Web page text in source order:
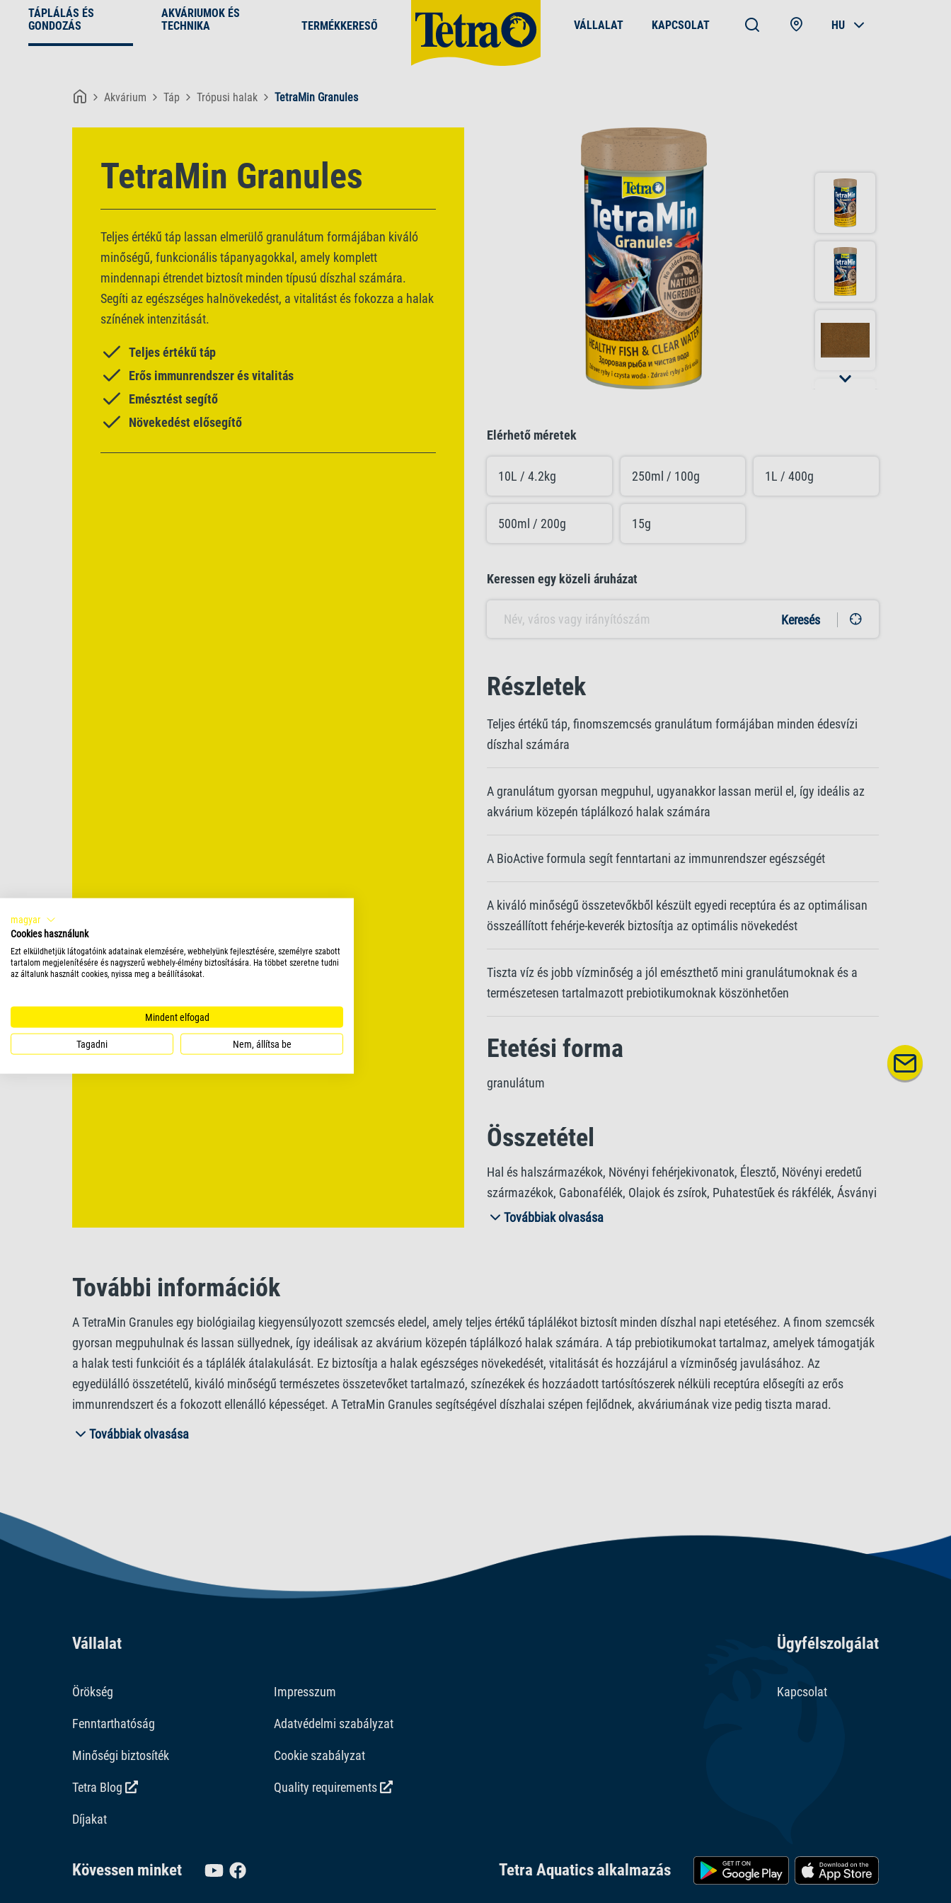
TÁPLÁLÁS ÉS
GONDOZÁS
AKVÁRIUMOK ÉS
TECHNIKA
TERMÉKKERESŐ VÁLLALAT KAPCSOLAT HU
Akvárium Táp Trópusi halak TetraMin Granules
TetraMin Granules
Teljes értékű táp lassan elmerülő granulátum formájában kiváló
minőségű, funkcionális tápanyagokkal, amely komplett
mindennapi étrendet biztosít minden típusú díszhal számára.
Segíti az egészséges halnövekedést, a vitalitást és fokozza a halak
színének intenzitását.
Teljes értékű táp
Erős immunrendszer és vitalitás
Emésztést segítő
Növekedést elősegítő
Elérhető méretek
10L / 4.2kg 250ml / 100g 1L / 400g
500ml / 200g 15g
Keressen egy közeli áruházat
Keresés
Részletek
Teljes értékű táp, finomszemcsés granulátum formájában minden édesvízi
díszhal számára
A granulátum gyorsan megpuhul, ugyanakkor lassan merül el, így ideális az
akvárium közepén táplálkozó halak számára
A BioActive formula segít fenntartani az immunrendszer egészségét
A kiváló minőségű összetevőkből készült egyedi receptúra és az optimálisan
összeállított fehérje-keverék biztosítja az optimális növekedést
Tiszta víz és jobb vízminőség a jól emészthető mini granulátumoknak és a
természetesen tartalmazott prebiotikumoknak köszönhetően
Etetési forma
granulátum
Összetétel
Hal és halszármazékok, Növényi fehérjekivonatok, Élesztő, Növényi eredetű
származékok, Gabonafélék, Olajok és zsírok, Puhatestűek és rákfélék, Ásványi
anyagok, Algák.
Adalékanyago
Vitaminok: D3 vitamin 2060 NE/kg. Savasságot szabályozó anyagok:
Citromsav 352 mg/kg.
Továbbiak olvasása
További információk
A TetraMin Granules egy biológiailag kiegyensúlyozott szemcsés eledel, amely teljes értékű táplálékot biztosít minden díszhal napi etetéséhez. A finom szemcsék
gyorsan megpuhulnak és lassan süllyednek, így ideálisak az akvárium közepén táplálkozó halak számára. A táp prebiotikumokat tartalmaz, amelyek támogatják
a halak testi funkcióit és a táplálék átalakulását. Ez biztosítja a halak egészséges növekedését, vitalitását és hozzájárul a vízminőség javulásához. Az
egyedülálló összetételű, kiváló minőségű természetes összetevőket tartalmazó, színezékek és hozzáadott tartósítószerek nélküli receptúra elősegíti az erős
immunrendszert és a fokozott ellenálló képességet. A TetraMin Granules segítségével díszhalai szépen fejlődnek, akváriumának vize pedig tiszta marad.
Továbbiak olvasása
Vállalat
Örökség Impresszum
Fenntarthatóság Adatvédelmi szabályzat
Minőségi biztosíték Cookie szabályzat
Tetra Blog Quality requirements
Díjakat
Ügyfélszolgálat
Kapcsolat
Kövessen minket Tetra Aquatics alkalmazás
magyar
Cookies használunk
Ezt elküldhetjük látogatóink adatainak elemzésére, webhelyünk fejlesztésére, személyre szabott
tartalom megjelenítésére és nagyszerű webhely-élmény biztosítására. Ha többet szeretne tudni
az általunk használt cookies, nyissa meg a beállításokat.
Mindent elfogad
Tagadni Nem, állítsa be